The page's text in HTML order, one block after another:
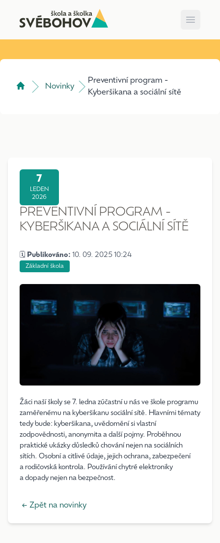
Open
Novinky
Preventivní program -
Kyberšikana a sociální sítě
7
LEDEN
2026
PREVENTIVNÍ PROGRAM -
KYBERŠIKANA A SOCIÁLNÍ SÍTĚ
🗓️ Publikováno: 10. 09. 2025 10:24
Základní škola
Žáci naší školy se 7. ledna zúčastní u nás ve škole programu
zaměřenému na kyberšikanu sociální sítě. Hlavními tématy
tedy bude: kyberšikana, uvědomění si vlastní
zodpovědnosti, anonymita a další pojmy. Proběhnou
praktické ukázky důsledků chování nejen na sociálních
sítích. Osobní a citlivé údaje, jejich ochrana, zabezpečení
a rodičovská kontrola. Používání chytré elektroniky
a dopady nejen na bezpečnost.
← Zpět na novinky